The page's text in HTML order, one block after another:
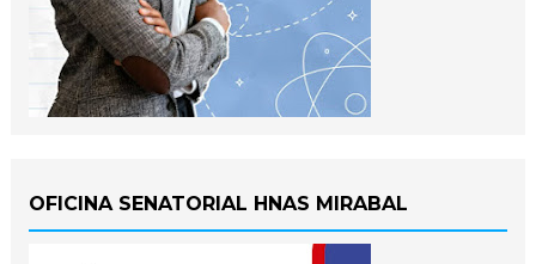
OFICINA SENATORIAL HNAS MIRABAL